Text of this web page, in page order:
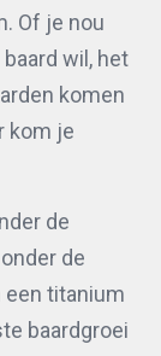
Of je nou
wil, het
komen
kom je
de
de
een titanium
baardgroei